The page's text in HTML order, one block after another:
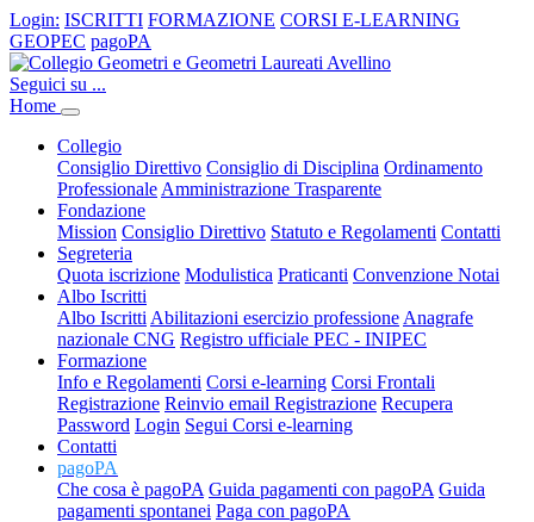
Login: ISCRITTI FORMAZIONE CORSI E-LEARNING
GEOPEC pagoPA
Seguici su ...
Home
Collegio
Consiglio Direttivo Consiglio di Disciplina Ordinamento
Professionale Amministrazione Trasparente
Fondazione
Mission Consiglio Direttivo Statuto e Regolamenti Contatti
Segreteria
Quota iscrizione Modulistica Praticanti Convenzione Notai
Albo Iscritti
Albo Iscritti Abilitazioni esercizio professione Anagrafe
nazionale CNG Registro ufficiale PEC - INIPEC
Formazione
Info e Regolamenti Corsi e-learning Corsi Frontali
Registrazione Reinvio email Registrazione Recupera
Password Login Segui Corsi e-learning
Contatti
pagoPA
Che cosa è pagoPA Guida pagamenti con pagoPA Guida
pagamenti spontanei Paga con pagoPA